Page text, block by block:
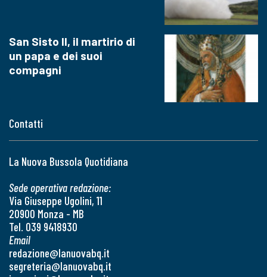
Contatti
La Nuova Bussola Quotidiana
Sede operativa redazione:
Via Giuseppe Ugolini, 11
20900 Monza - MB
Tel. 039 9418930
Email
redazione@lanuovabq.it
segreteria@lanuovabq.it
San Sisto II, il martirio di
un papa e dei suoi
compagni